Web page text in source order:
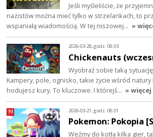
Jeśli myśleliście, że
nazistów można mieć tylko w strzelankach, to
wspaniałą wiadomością. W tej niszowej… »
2026-03-28, godz. 08:03
Chickenauts
Wyobraź sobie taką
Kampery, pole, ognisko, takie życie wśród natury
hodujesz kury. To kluczowe. I którejś… » więcej
2026-03-21, godz. 08:01
Pokemon: Pokopia
Weźmy do kotła kilka gier,